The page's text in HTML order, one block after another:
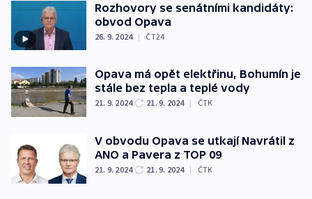
Rozhovory se senátními kandidáty:
obvod Opava
26. 9. 2024 | ČT24
Opava má opět elektřinu, Bohumín je
stále bez tepla a teplé vody
21. 9. 2024 21. 9. 2024 | ČTK
V obvodu Opava se utkají Navrátil z
ANO a Pavera z TOP 09
21. 9. 2024 21. 9. 2024 | ČTK